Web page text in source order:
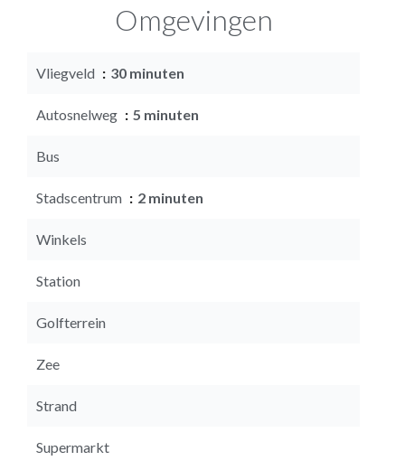
Omgevingen
Vliegveld 30 minuten
Autosnelweg 5 minuten
Bus
Stadscentrum 2 minuten
Winkels
Station
Golfterrein
Zee
Strand
Supermarkt